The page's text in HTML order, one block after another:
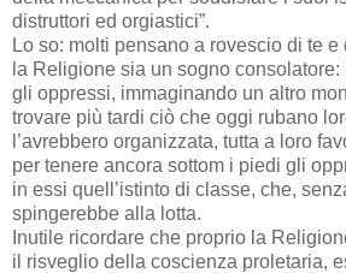
distruttori ed orgiastici”.
Lo so: molti pensano a rovescio di te
la Religione sia un sogno consolatore:
gli oppressi, immaginando un altro
trovare più tardi ciò che oggi rubano
l’avrebbero organizzata, tutta a loro
per tenere ancora sottom i piedi gli
in essi quell’istinto di classe, che,
spingerebbe alla lotta.
Inutile ricordare che proprio la
il risveglio della coscienza proletaria,